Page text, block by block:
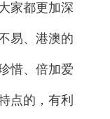
家都更加深
易、港澳的
惜、倍加爱
点的，有利